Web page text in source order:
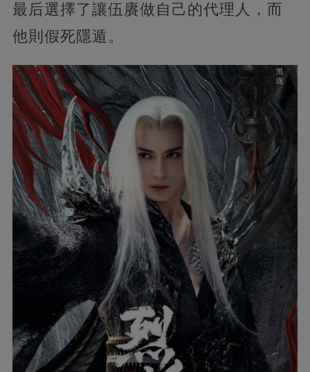
最后選擇了讓伍賡做自己的代理人，而
他則假死隱遁。